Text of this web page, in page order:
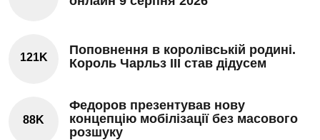
121K
Поповнення в королівській родині.
Король Чарльз III став дідусем
88K
Федоров презентував нову
концепцію мобілізації без масового
розшуку